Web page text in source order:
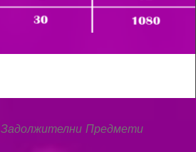
Задолжителни Предмети